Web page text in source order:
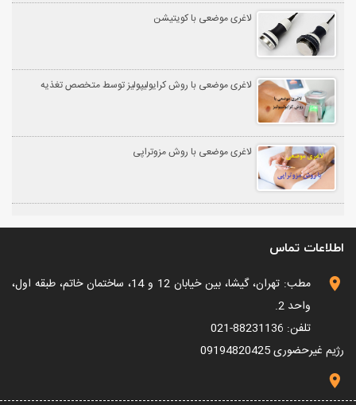
لاغری موضعی با کویتیشن
لاغری موضعی با روش کرایولیپولیز توسط متخصص تغذیه
لاغری موضعی با روش مزوتراپی
اطلاعات تماس
مطب: تهران، گیشا، بین خیابان 12 و 14، ساختمان خاتم، طبقه اول،
واحد 2.
تلفن: 88231136-021
رژیم غیرحضوری09194820425